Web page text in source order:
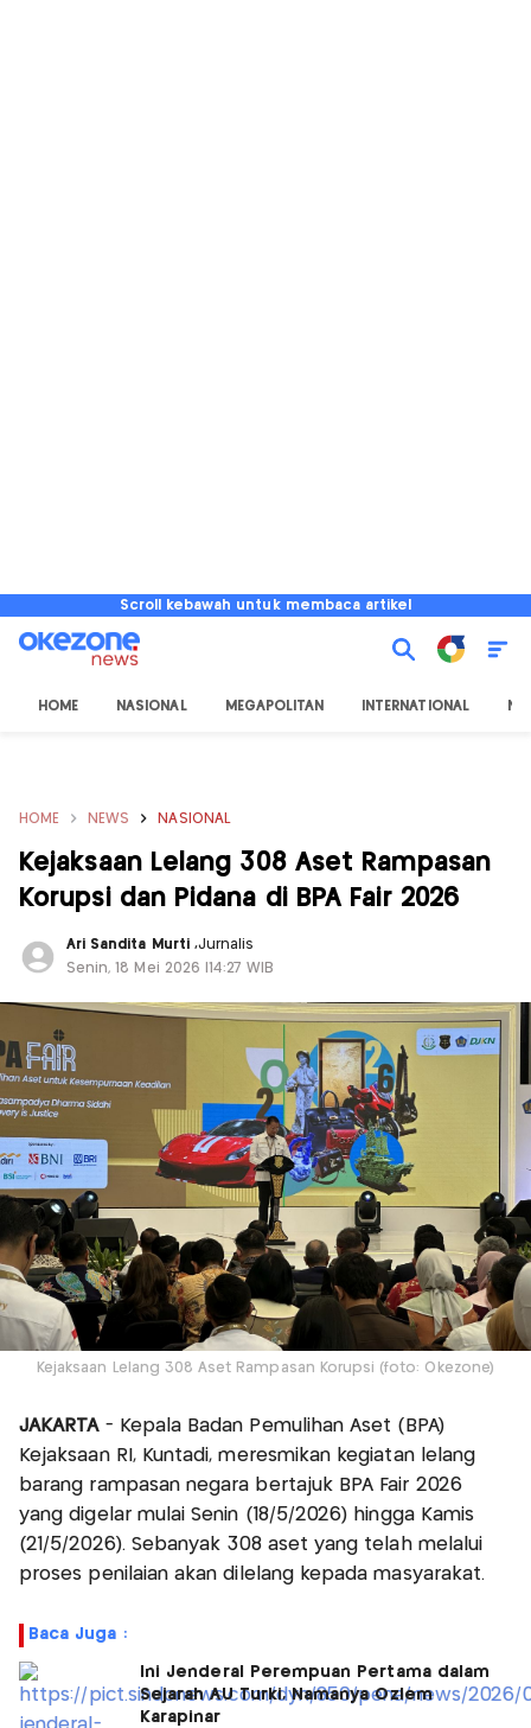
Scroll kebawah untuk membaca artikel
HOME NASIONAL MEGAPOLITAN INTERNATIONAL
HOME NEWS NASIONAL
Kejaksaan Lelang 308 Aset Rampasan
Korupsi dan Pidana di BPA Fair 2026
Ari Sandita Murti ,Jurnalis
Senin, 18 Mei 2026 |14:27 WIB
Kejaksaan Lelang 308 Aset Rampasan Korupsi (foto: Okezone)
JAKARTA- Kepala Badan Pemulihan Aset (BPA)
Kejaksaan RI, Kuntadi, meresmikan kegiatan lelang
barang rampasan negara bertajuk BPA Fair 2026
yang digelar mulai Senin (18/5/2026) hingga Kamis
(21/5/2026). Sebanyak 308 aset yang telah melalui
proses penilaian akan dilelang kepada masyarakat.
Baca Juga :
Ini Jenderal Perempuan Pertama dalam
Sejarah AU Turki, Namanya Ozlem
Karapinar